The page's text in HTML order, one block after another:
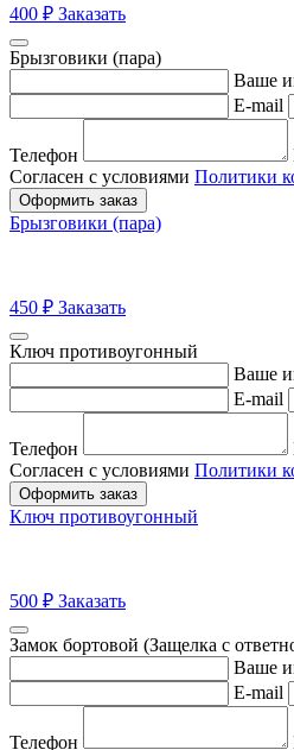
400 ₽ Заказать
Брызговики (пара)
Ваше
E-mail
Телефон
Согласен с условиями Политики
Оформить заказ
Брызговики (пара)
450 ₽ Заказать
Ключ противоугонный
Ваше
E-mail
Телефон
Согласен с условиями Политики
Оформить заказ
Ключ противоугонный
500 ₽ Заказать
Замок бортовой (Защелка с
Ваше
E-mail
Телефон